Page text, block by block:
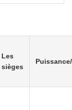
Les
sièges